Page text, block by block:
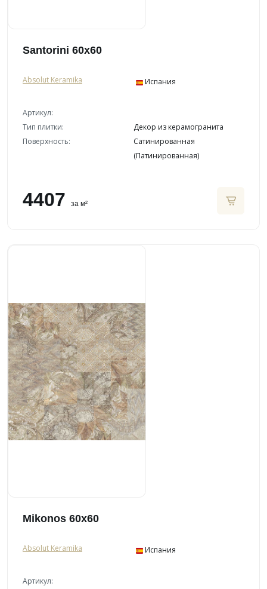
Santorini 60x60
Absolut Keramika Испания
Артикул:
Тип плитки:
Декор из керамогранита
Поверхность:
Сатинированная
(Патинированная)
4407 за м²
Mikonos 60x60
Absolut Keramika Испания
Артикул: